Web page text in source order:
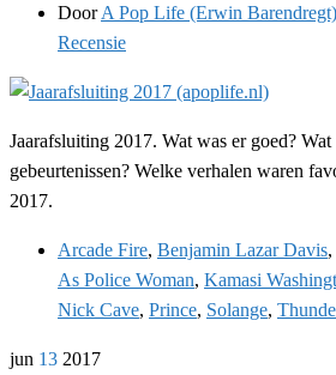
DoorA Pop Life (Erwin Barendregt)
Recensie
Jaarafsluiting 2017. Wat was er goed?
gebeurtenissen? Welke verhalen waren
2017.
Arcade Fire, Benjamin Lazar Davis,
As Police Woman, Kamasi
Nick Cave, Prince, Solange,
jun 13 2017